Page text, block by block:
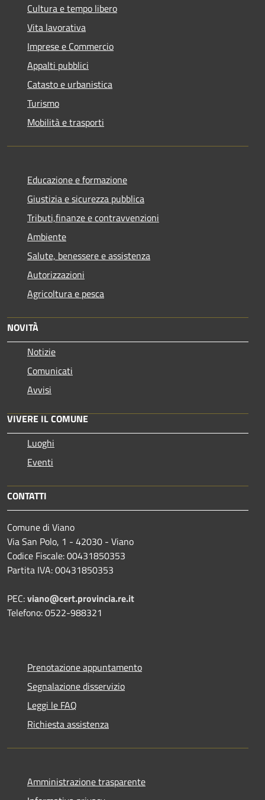
Cultura e tempo libero
Vita lavorativa
Imprese e Commercio
Appalti pubblici
Catasto e urbanistica
Turismo
Mobilità e trasporti
Educazione e formazione
Giustizia e sicurezza pubblica
Tributi,finanze e contravvenzioni
Ambiente
Salute, benessere e assistenza
Autorizzazioni
Agricoltura e pesca
NOVITÀ
Notizie
Comunicati
Avvisi
VIVERE IL COMUNE
Luoghi
Eventi
CONTATTI
Comune di Viano
Via San Polo, 1 - 42030 - Viano
Codice Fiscale: 00431850353
Partita IVA: 00431850353
PEC:viano@cert.provincia.re.it
Telefono: 0522-988321
Prenotazione appuntamento
Segnalazione disservizio
Leggi le FAQ
Richiesta assistenza
Amministrazione trasparente